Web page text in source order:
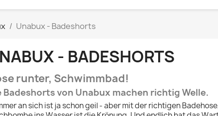
Unabux - Badeshorts
- BADESHORTS
runter, Schwimmbad!
Badeshorts von Unabux machen richtig Welle.
an sich ist ja schon geil - aber mit der richtigen